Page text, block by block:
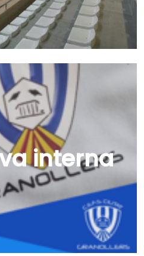
interna